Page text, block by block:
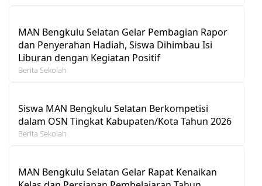
MAN Bengkulu Selatan Gelar Pembagian Rapor
dan Penyerahan Hadiah, Siswa Dihimbau Isi
Liburan dengan Kegiatan Positif
Berita Sekolah
Siswa MAN Bengkulu Selatan Berkompetisi
dalam OSN Tingkat Kabupaten/Kota Tahun 2026
Berita Sekolah
MAN Bengkulu Selatan Gelar Rapat Kenaikan